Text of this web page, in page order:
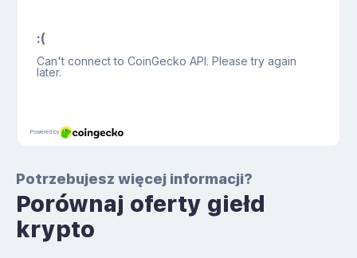
Potrzebujesz więcej informacji?
Porównaj oferty giełd
krypto